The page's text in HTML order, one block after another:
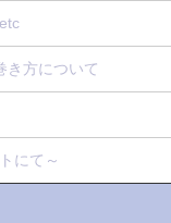
き方について
にて～